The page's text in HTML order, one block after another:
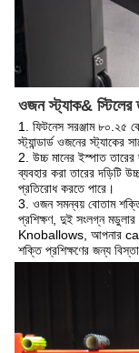
ওজন স্ট্যাক&
1. ফিটনেস সরঞ্জাম ৮০.২৫
স্ট্যান্ডার্ড ওজনের
2. উচ্চ মানের ইস্পাত
ব্যবহার করা তারের দড়িটি
প্রতিরোধ করতে পারে।
3. ওজন সমন্বয় বোতাম
প্রশিক্ষণ, দুই সংলগ্ন
Knoballows, আপনার
শক্তি প্রশিক্ষণের জন্য